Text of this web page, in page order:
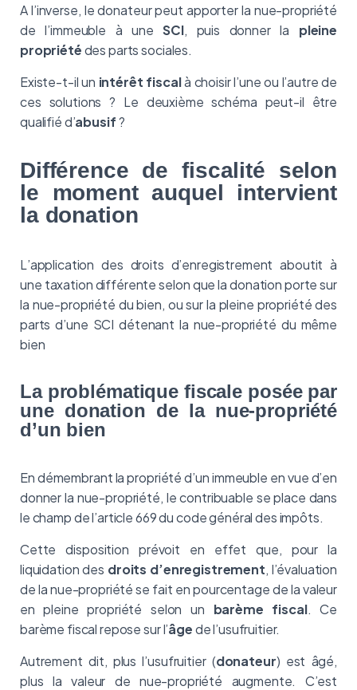
A l’inverse, le donateur peut apporter la nue-propriété
de l’immeuble à uneSCI, puis donner la pleine
propriétédes parts sociales.
Existe-t-il un intérêt fiscalà choisir l’une ou l’autre de
ces solutions ? Le deuxième schéma peut-il être
qualifié d’abusif?
Différence de fiscalité selon
le moment auquel intervient
la donation
L’application des droits d’enregistrement aboutit à
une taxation différente selon que la donation porte sur
la nue-propriété du bien, ou sur la pleine propriété des
parts d’une SCI détenant la nue-propriété du même
bien
La problématique fiscale posée par
une donation de la nue-propriété
d’un bien
En démembrant la propriété d’un immeuble en vue d’en
donner la nue-propriété, le contribuable se place dans
le champ de l’article 669 du code général des impôts.
Cette disposition prévoit en effet que, pour la
liquidation des droits d’enregistrement, l’évaluation
de la nue-propriété se fait en pourcentage de la valeur
en pleine propriété selon un barème fiscal. Ce
barème fiscal repose sur l’âgede l’usufruitier.
Autrement dit, plus l’usufruitier (donateur) est âgé,
plus la valeur de nue-propriété augmente. C’est